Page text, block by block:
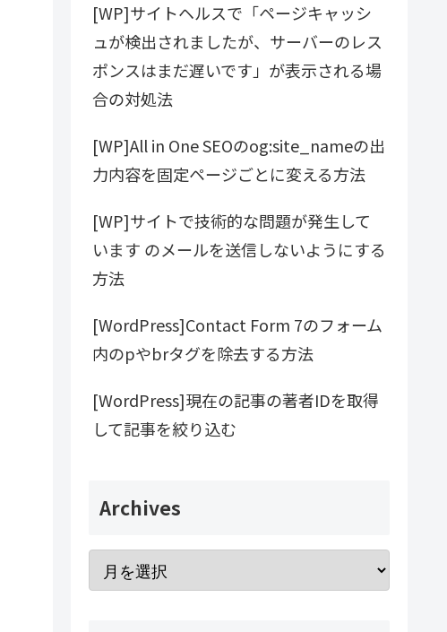
[WP]サイトヘルスで「ページキャッシ
ュが検出されましたが、サーバーのレス
ポンスはまだ遅いです」が表示される場
合の対処法
[WP]All in One SEOのog:site_nameの出
力内容を固定ページごとに変える方法
[WP]サイトで技術的な問題が発生して
います のメールを送信しないようにする
方法
[WordPress]Contact Form 7のフォーム
内のpやbrタグを除去する方法
[WordPress]現在の記事の著者IDを取得
して記事を絞り込む
Archives